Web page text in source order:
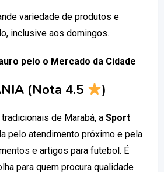
variedade de produtos e
inclusive aos domingos.
pelo o Mercado da Cidade
(Nota 4.5 )
de Marabá, a Sport
pelo atendimento próximo e pela
e artigos para futebol. É
para quem procura qualidade